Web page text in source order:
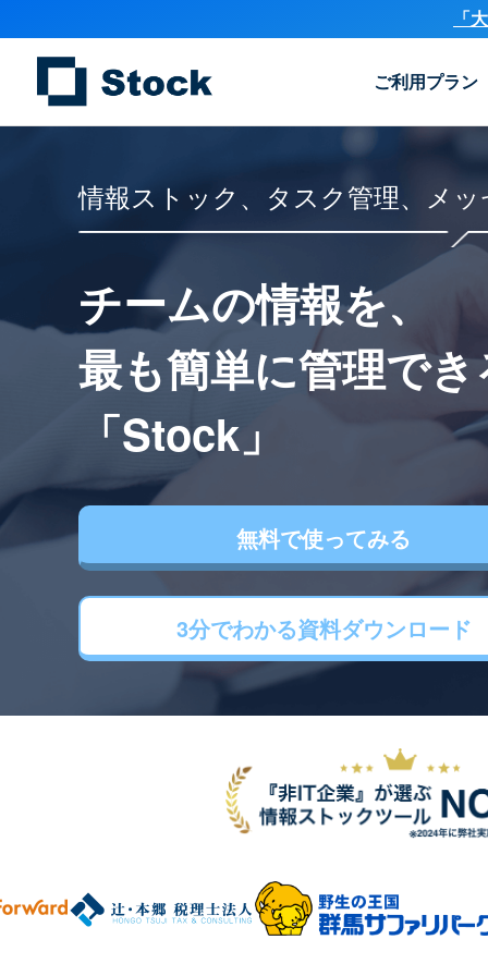
「
ご利用プラン
情報ストック、タスク管理、メ
チームの情報を、
最も簡単に管理で
「Stock」
無料で使ってみる
3分でわかる資料ダウンロード